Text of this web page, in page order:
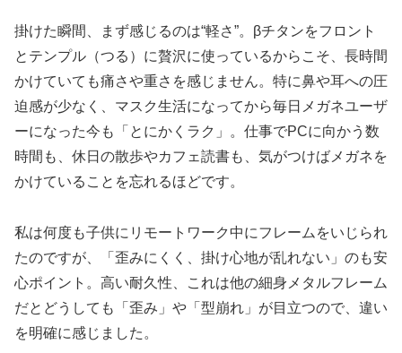
掛けた瞬間、まず感じるのは“軽さ”。βチタンをフロント
とテンプル（つる）に贅沢に使っているからこそ、長時間
かけていても痛さや重さを感じません。特に鼻や耳への圧
迫感が少なく、マスク生活になってから毎日メガネユーザ
ーになった今も「とにかくラク」。仕事でPCに向かう数
時間も、休日の散歩やカフェ読書も、気がつけばメガネを
かけていることを忘れるほどです。
私は何度も子供にリモートワーク中にフレームをいじられ
たのですが、「歪みにくく、掛け心地が乱れない」のも安
心ポイント。高い耐久性、これは他の細身メタルフレーム
だとどうしても「歪み」や「型崩れ」が目立つので、違い
を明確に感じました。